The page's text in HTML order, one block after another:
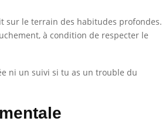
sur le terrain des habitudes
à condition de respecter le
ni un suivi si tu as un trouble du